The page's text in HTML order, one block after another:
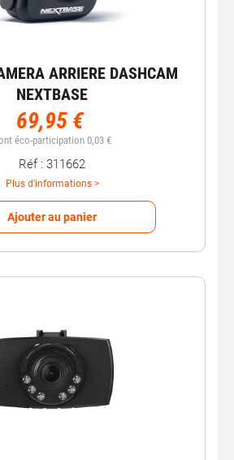
ARRIERE DASHCAM
NEXTBASE
69,95 €
éco-participation 0,03 €
Réf : 311662
Plus d'informations >
Ajouter au panier